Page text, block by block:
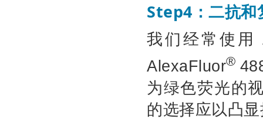
Step4 ：二抗
我们经常使用
AlexaFluor®
为绿色荧光的
的选择应以凸